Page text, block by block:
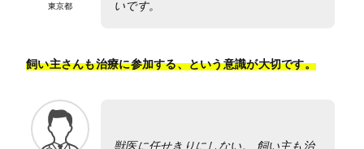
東京都
いです。
飼い主さんも治療に参加する、という意識が大切です。
獣医に任せきりにしない。 飼い主も治